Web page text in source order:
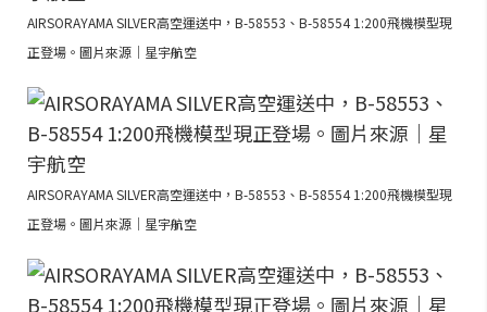
AIRSORAYAMA SILVER高空運送中，B-58553、B-58554 1:200飛機模型現
正登場。圖片來源｜星宇航空
AIRSORAYAMA SILVER高空運送中，B-58553、B-58554 1:200飛機模型現
正登場。圖片來源｜星宇航空